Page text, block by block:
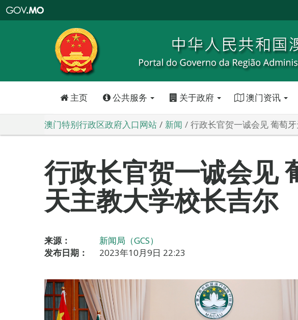
特
政
区
政
口
主页 公共服务 关于政府 澳门资讯
澳门特别行政区政府入口网站 新闻 行政长官贺一诚会见 葡萄
行政长官贺一诚会见
天主教大学校长吉尔
来源：
新闻局（GCS）
发布日期：
2023年10月9日 22:23